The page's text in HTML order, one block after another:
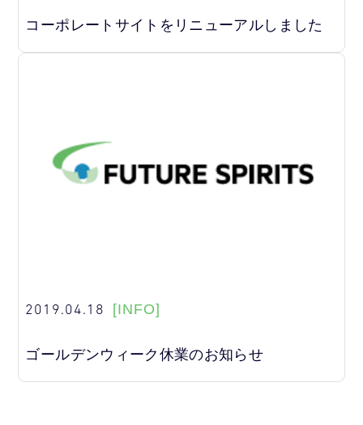
コーポレートサイトをリニューアルしました
2019.04.18 [INFO]
ゴールデンウィーク休業のお知らせ